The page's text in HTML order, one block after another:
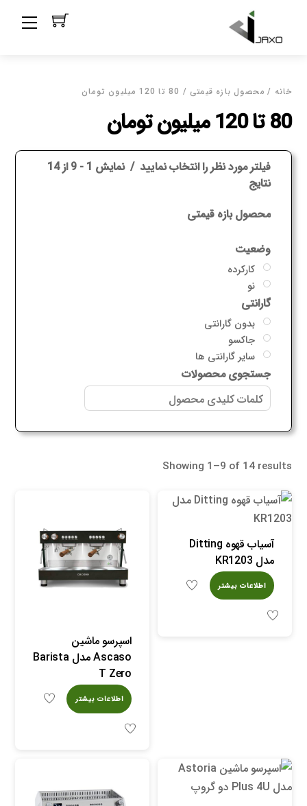
content
خانه / محصول بازه قیمتی / 80 تا 120 میلیون تومان
80 تا 120 میلیون تومان
فیلتر مورد نظر را انتخاب نمایید
نمایش 1 - 9 از 14
نتایج
محصول بازه قیمتی
وضعیت
کارکرده
نو
گارانتی
بدون گارانتی
جاکسو
سایر گارانتی ها
جستجوی محصولات
Showing 1–9 of 14 results
آسیاب قهوه Ditting
مدل KR1203
اطلاعات بیشتر
اسپرسو ماشین
Ascaso مدل Barista
T Zero
اطلاعات بیشتر